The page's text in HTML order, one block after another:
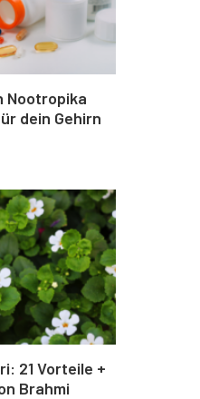
Nootropika
dein Gehirn
21 Vorteile +
Brahmi